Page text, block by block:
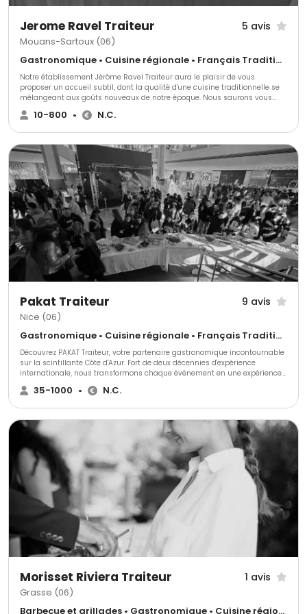
Jerome Ravel Traiteur 5 avis
Mouans-Sartoux (06)
Gastronomique • Cuisine régionale • Français Traditionnel
Notre établissement Jérôme Ravel Traiteur aura le plaisir de vous
proposer un accueil subtil, dont la qualité d'une cuisine traditionnelle se
mélangeant aux goûts nouveaux de notre époque. Nous saurons vous
assister jusqu'à votre arrivée. Nous serons à votre disposition pour toutes
sortes de festivités (mariage, différents types de buffet, déjeuner, cocktail,
en contact avec des structures de baby-sitting, de professeurs de
natation, société de décorations etc...). Le succès de votre événement : la
sélection de nos produits avec une préparation soigneuse, des endroits
sublimes mélangeant couleurs, luminosités et ombres, une
représentation authentique réalisée pour vous et selon vos volontés.
Voyagez avec nous!
10-800 • N.C.
Pakat Traiteur 9 avis
Nice (06)
Gastronomique • Cuisine régionale • Français Traditionnel
Découvrez PAKAT Traiteur, votre partenaire gastronomique incontournable
sur la scintillante Côte d'Azur. Fort de deux décennies d'expérience
internationale, nous transformons chaque événement en une expérience
culinaire inoubliable. Goûtez à la différence avec PAKAT Traiteur!
35-1000 • N.C.
Morisset Riviera Traiteur 1 avis
Grasse (06)
Barbecue et grillades • Gastronomique • Cuisine régionale